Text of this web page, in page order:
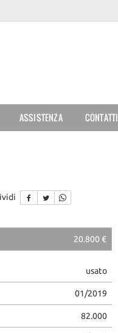
ASSISTENZA CONTATTI
20.800 €
usato
01/2019
82.000